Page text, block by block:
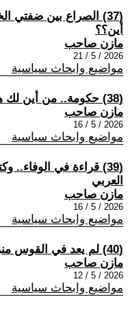
(37) الصراع بين ضفتي
أين؟؟
مازن صاحب
2026 / 5 / 21
مواضيع وابحاث سياسية
(38) حكومة.. من أين لك هذا؟؟
مازن صاحب
2026 / 5 / 16
مواضيع وابحاث سياسية
(39) قراءة في
العربي
مازن صاحب
2026 / 5 / 16
مواضيع وابحاث سياسية
(40) لم يعد في القوس منزع!!
مازن صاحب
2026 / 5 / 12
مواضيع وابحاث سياسية